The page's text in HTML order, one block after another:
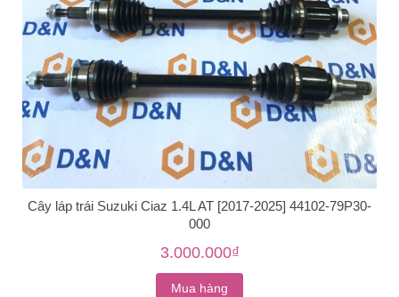
Cây láp trái Suzuki Ciaz 1.4L AT [2017-2025] 44102-79P30-
000
3.000.000₫
Mua hàng